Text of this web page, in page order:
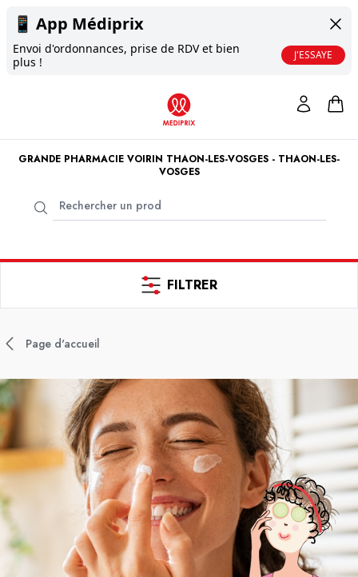
📱 App Médiprix
Envoi d'ordonnances, prise de RDV et bien
plus !
J'ESSAYE
GRANDE PHARMACIE VOIRIN THAON-LES-VOSGES - THAON-LES-
VOSGES
FILTRER
Page d'accueil